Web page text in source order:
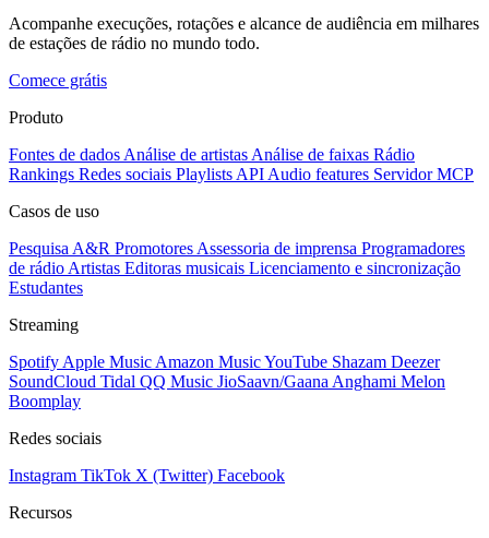
Acompanhe execuções, rotações e alcance de audiência em milhares
de estações de rádio no mundo todo.
Comece grátis
Produto
Fontes de dados Análise de artistas Análise de faixas Rádio
Rankings Redes sociais Playlists API Audio features Servidor MCP
Casos de uso
Pesquisa A&R Promotores Assessoria de imprensa Programadores
de rádio Artistas Editoras musicais Licenciamento e sincronização
Estudantes
Streaming
Spotify Apple Music Amazon MusicYouTube Shazam Deezer
SoundCloud Tidal QQ Music JioSaavn/Gaana Anghami Melon
Boomplay
Redes sociais
Instagram TikTok X (Twitter) Facebook
Recursos